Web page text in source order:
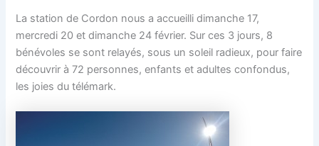
La station de Cordon nous a accueilli dimanche 17,
mercredi 20 et dimanche 24 février. Sur ces 3 jours, 8
bénévoles se sont relayés, sous un soleil radieux, pour faire
découvrir à 72 personnes, enfants et adultes confondus,
les joies du télémark.